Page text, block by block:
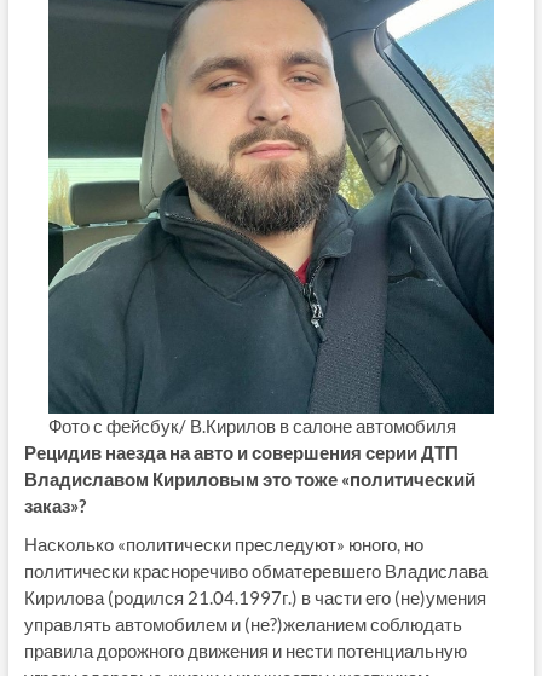
Фото с фейсбук/ В.Кирилов в салоне автомобиля
Рецидив наезда на авто и совершения серии ДТП
Владиславом Кириловым это тоже «политический
заказ»?
Насколько «политически преследуют» юного, но
политически красноречиво обматеревшего Владислава
Кирилова (родился 21.04.1997г.) в части его (не)умения
управлять автомобилем и (не?)желанием соблюдать
правила дорожного движения и нести потенциальную